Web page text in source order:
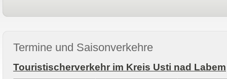
Termine und Saisonverkehre
Touristischerverkehr im Kreis Usti nad Labem